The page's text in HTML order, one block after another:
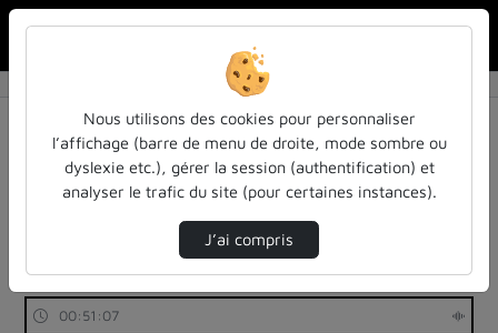
Résultats de la recherche
Filtres actifs (cliquer pour en retirer) :
Français
entendu-des-confs-a-ecouter
histoire
entendu-des-confs-a-ecouter
5 vidéos trouvées
00:51:07
Nous utilisons des cookies pour personnaliser
l’affichage (barre de menu de droite, mode sombre ou
dyslexie etc.), gérer la session (authentification) et
analyser le trafic du site (pour certaines instances).
J’ai compris